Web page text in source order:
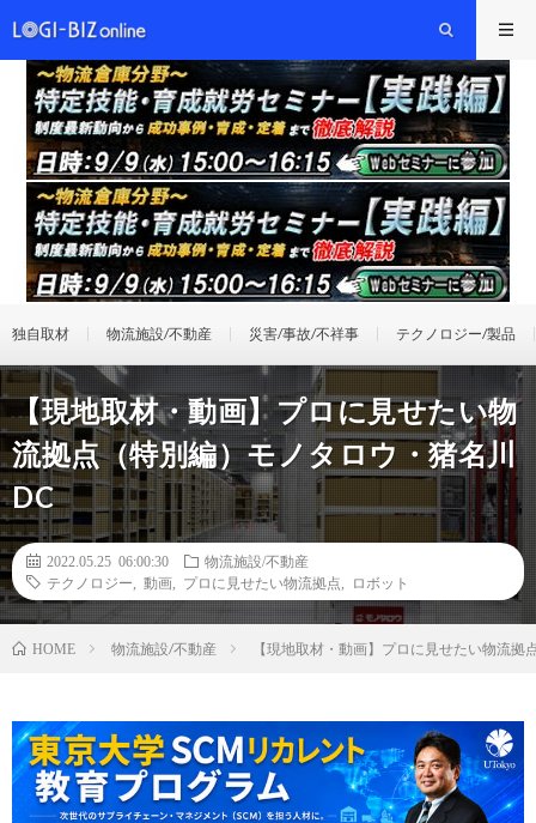
独自取材 物流施設/不動産 災害/事故/不祥事 テクノロジー/製品
【現地取材・動画】プロに見せたい物
流拠点（特別編）モノタロウ・猪名川
DC
2022.05.25 06:00:30
物流施設/不動産
テクノロジー
動画 プロに見せたい物流拠点 ロボット
HOME 物流施設/不動産 【現地取材・動画】プロに見せたい物流